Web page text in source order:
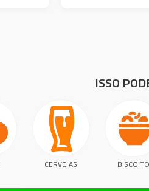
ISSO
CERVEJAS BISCOITO